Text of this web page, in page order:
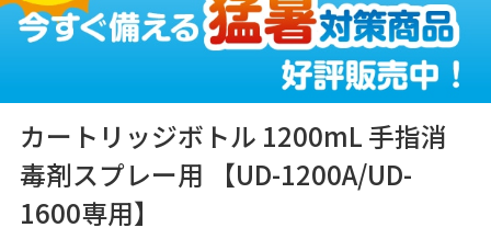
カートリッジボトル 1200mL 手指消
毒剤スプレー用 【UD-1200A/UD-
1600専用】